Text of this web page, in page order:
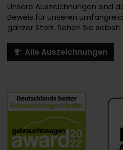
Unsere Auszeichnungen sind
Beweis für unseren
ganzer Stolz. Sehen Sie selbst:
Alle Auszeichnungen